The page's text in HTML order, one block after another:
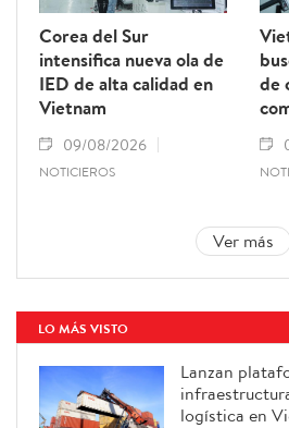
Corea del Sur
intensifica nueva ola de
IED de alta calidad en
Vietnam
09/08/2026
NOTICIEROS
de
Ver más
LO MÁS VISTO
Lanzan
logística en